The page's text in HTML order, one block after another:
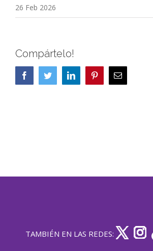
26 Feb 2026
Compártelo!
FacebookTwitterLinkedIn PinterestCorreo
electrónico
TAMBIÉN EN LAS REDES: